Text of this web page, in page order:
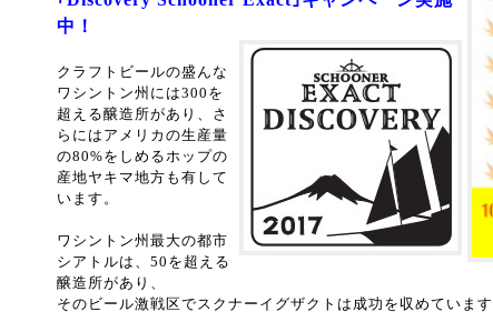
中！
クラフトビールの盛んな
ワシントン州 には300を
超える醸造所があり、さ
らにはアメリカの生産量
の80%をしめるホップの
産地ヤキマ地方も有して
います。
ワシントン州最大の都市
シアトルは、50を超える
醸造所があり、
そのビール激戦区でスクナーイグザクトは成功を収めていま